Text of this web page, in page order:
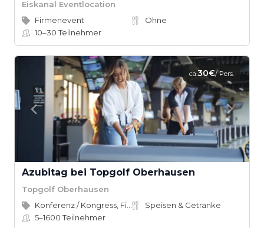
Eiskanal Eventlocation
Firmenevent
Ohne
10–30Teilnehmer
ca.30€/ Pers.
Azubitag bei Topgolf Oberhausen
Topgolf Oberhausen
Speisen & Getränke
5–1600Teilnehmer